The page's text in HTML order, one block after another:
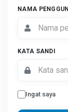
NAMA
KATA SANDI
Ingat saya